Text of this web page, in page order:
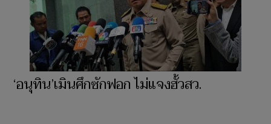
‘อนุทิน’เมินศึกซักฟอก ไม่แจงฮั้วสว.